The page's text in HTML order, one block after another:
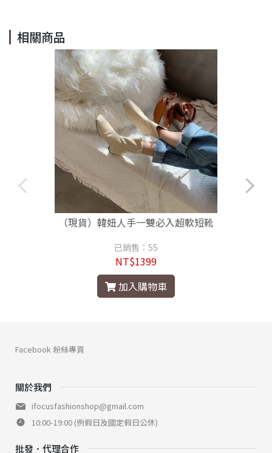
相關商品
（現貨）韓妞人手一雙必入超軟短靴
已銷售：55
NT$1399
加入購物車
關於我們
ifocusfashionshop@gmail.com
10:00-19:00 (例假日及國定假日公休)
批發．代理合作
Facebook 粉絲專頁